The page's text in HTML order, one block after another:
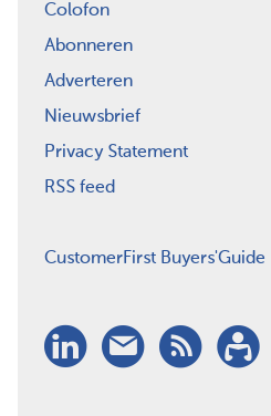
Colofon
Abonneren
Adverteren
Nieuwsbrief
Privacy Statement
RSS feed
CustomerFirst Buyers'Guide
LinkedIn
RSS